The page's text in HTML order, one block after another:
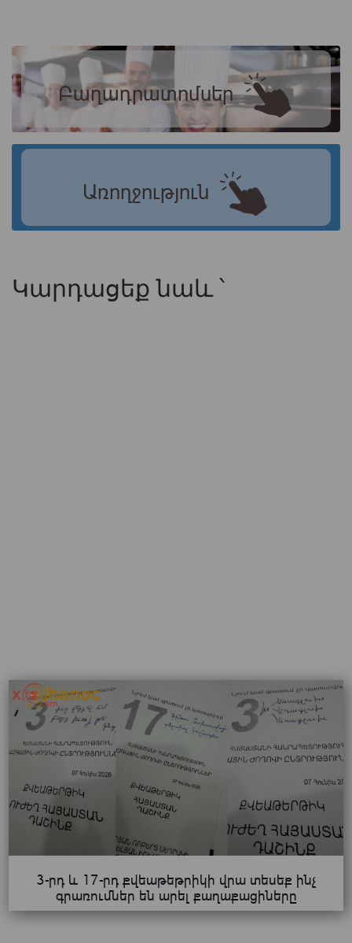
Բաղադրատոմսեր
Առողջություն
Կարդացեք նաև ՝
3-րդ և 17-րդ քվեաթեթրիկի վրա տեսեք ինչ
գրառումներ են արել քաղաքացիները